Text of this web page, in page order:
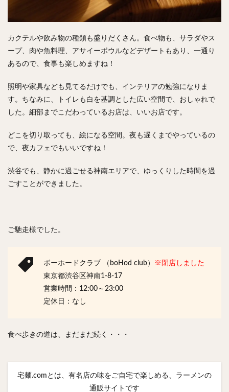
カクテルや飲み物の種類も盛りだくさん。食べ物も、サラダやス
ープ、肉や魚料理、アサイーボウルなどデザートもあり、一通り
あるので、食事も楽しめますね！
照明や家具なども見てるだけでも、インテリアの勉強になりま
す。ちなみに、トイレも白を基調とした広い空間で、おしゃれで
した。細部までこだわっているお店は、いいお店です。
どこを切り取っても、絵になる空間。夜も遅くまでやっているの
で、夜カフェでもいいですね！
渋谷でも、静かに過ごせる神南エリアで、ゆっくりした時間を過
ごすことができました。
ご馳走様でした。
ボーホードクラブ （boHod club）
※閉店しました
東京都渋谷区神南1-8-17
営業時間：12:00～23:00
定休日：なし
食べ歩きの道は、まだまだ続く・・・
宅麺.comとは、有名店の味をご自宅で楽しめる、ラーメンの
通販サイトです